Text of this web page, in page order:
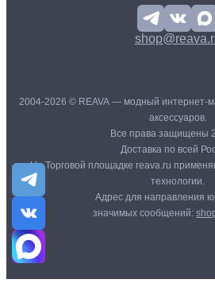
2004-2026 © REAVA — модный интернет-
аксессуаров.
Все права защищены
Доставка по всей
На Торговой площадке reava.ru
технологии.
Адрес для направления
значимых сообщений: